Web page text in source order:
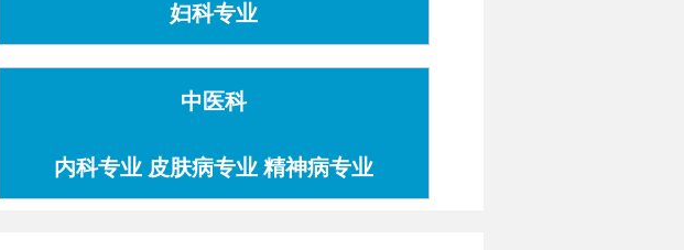
妇科专业
中医科
内科专业 皮肤病专业 精神病专业